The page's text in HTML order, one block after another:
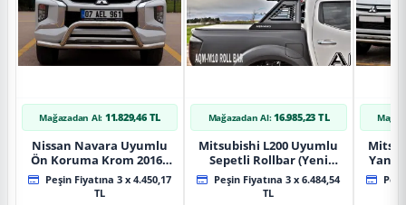
Mağazadan Al: 11.829,46 TL
Nissan Navara Uyumlu
Ön Koruma Krom 2016+
Pst14 Parça
Peşin Fiyatına 3 x 4.450,17
TL
Mağazadan Al: 16.985,23 TL
Mitsubishi L200 Uyumlu
Sepetli Rollbar (Yeni
Nesil Sepetli Roll Bar
Aqm-M10)
Peşin Fiyatına 3 x 6.484,54
TL
Yan